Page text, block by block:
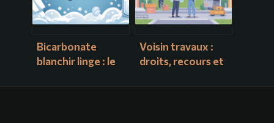
Bicarbonate
blanchir linge : le
pour un blanc
Voisin travaux :
droits, recours et
pour garder de